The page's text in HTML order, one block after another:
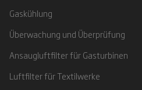
Gaskühlung
Überwachung und Überprüfung
Ansaugluftfilter für Gasturbinen
Luftfilter für Textilwerke